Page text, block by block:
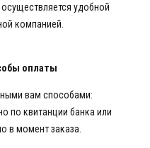
удобной
компанией.
оплаты
вам способами:
по квитанции банка или
в момент заказа.